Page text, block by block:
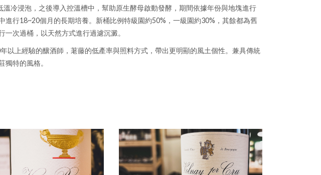
冷浸泡，之後導入控溫槽中，幫助原生酵母啟動發酵，期間依據年份與地塊進行
行18~20個月的長期培養。新桶比例特級園約50%，一級園約30%，其餘都為舊
次過桶，以天然方式進行過濾沉澱。
以上經驗的釀酒師，荖藤的低產率與照料方式，帶出更明顯的風土個性。兼具傳統
特的風格。